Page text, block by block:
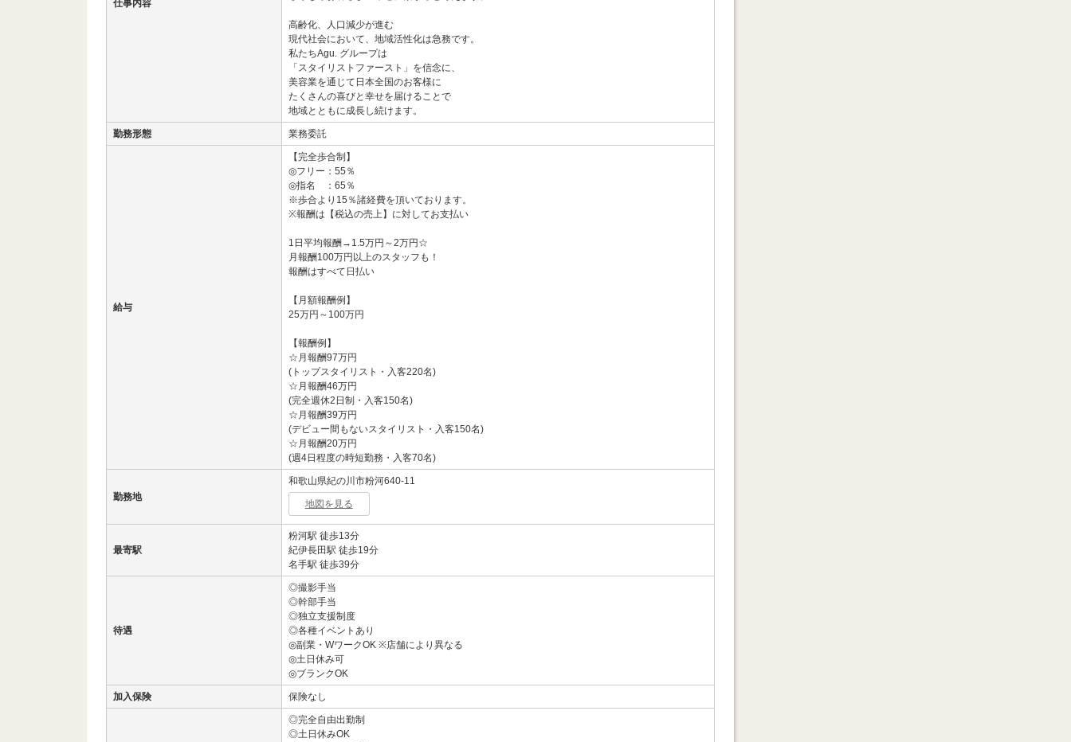
仕事内容
高齢化、人口減少が進む
現代社会において、地域活性化は急務です。
私たちAgu. グループは
「スタイリストファースト」を信念に、
美容業を通じて日本全国のお客様に
たくさんの喜びと幸せを届けることで
地域とともに成長し続けます。
勤務形態 業務委託
給与
【完全歩合制】
◎フリー：55％
◎指名 ：65％
※歩合より15％諸経費を頂いております。
※報酬は【税込の売上】に対してお支払い
1日平均報酬→1.5万円～2万円☆
月報酬100万円以上のスタッフも！
報酬はすべて日払い
【月額報酬例】
25万円～100万円
【報酬例】
☆月報酬97万円
(トップスタイリスト・入客220名)
☆月報酬46万円
(完全週休2日制・入客150名)
☆月報酬39万円
(デビュー間もないスタイリスト・入客150名)
☆月報酬20万円
(週4日程度の時短勤務・入客70名)
勤務地
和歌山県紀の川市粉河640-11
地図を見る
最寄駅
粉河駅 徒歩13分
紀伊長田駅 徒歩19分
名手駅 徒歩39分
待遇
◎撮影手当
◎幹部手当
◎独立支援制度
◎各種イベントあり
◎副業・WワークOK ※店舗により異なる
◎土日休み可
◎ブランクOK
加入保険 保険なし
◎完全自由出勤制
◎土日休みOK